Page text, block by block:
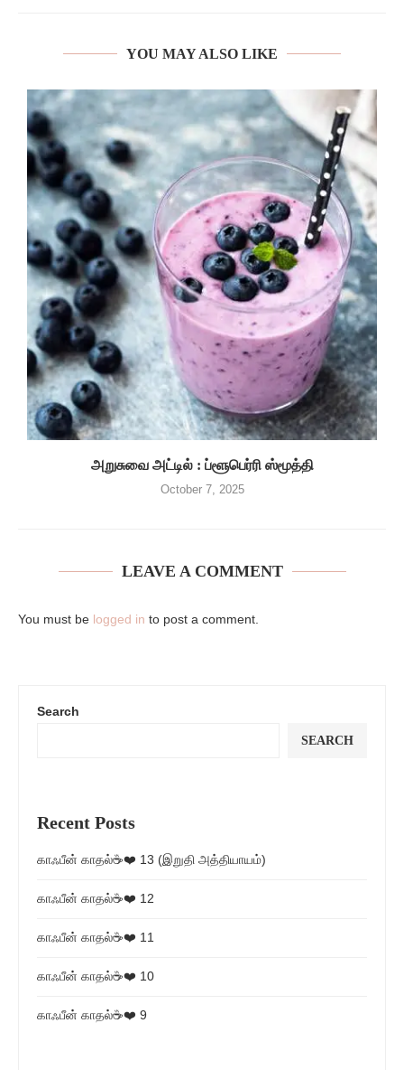
YOU MAY ALSO LIKE
அறுசுவை அட்டில் : ப்ளூபெர்ரி ஸ்மூத்தி
October 7, 2025
LEAVE A COMMENT
You must be logged in to post a comment.
Search
SEARCH
Recent Posts
காஃபீன் காதல்☕❤️ 13 (இறுதி அத்தியாயம்)
காஃபீன் காதல்☕❤️ 12
காஃபீன் காதல்☕❤️ 11
காஃபீன் காதல்☕❤️ 10
காஃபீன் காதல்☕❤️ 9